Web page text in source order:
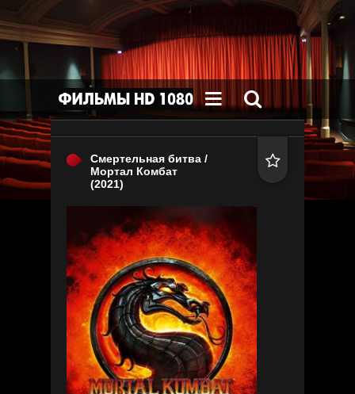
 
Смертельная битва /
Мортал Комбат
(2021)
